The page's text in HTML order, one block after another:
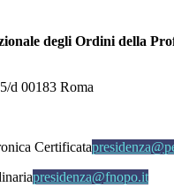
degli Ordini della
d 00183 Roma
Certificata
presidenza@fnopo.it